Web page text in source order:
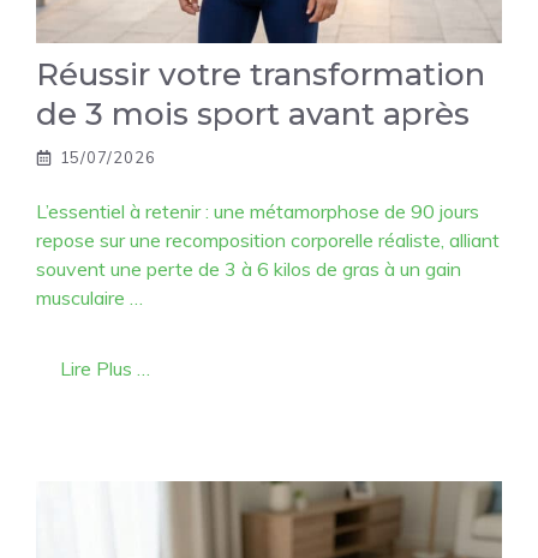
Réussir votre transformation
de 3 mois sport avant après
15/07/2026
L’essentiel à retenir : une métamorphose de 90 jours
repose sur une recomposition corporelle réaliste, alliant
souvent une perte de 3 à 6 kilos de gras à un gain
musculaire …
Lire Plus …